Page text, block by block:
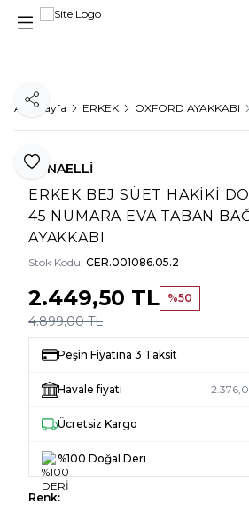
Ana Sayfa ERKEK OXFORD AYAKKABI
Favoriye Ekle
Paylaş
TUNAELLİ
ERKEK BEJ SÜET HAKİKİ
45 NUMARA EVA TABAN
AYAKKABI
Stok Kodu: CER.001086.05.2
4.899,00TL
2.449,50 TL %50
Peşin Fiyatına 3 Taksit
Havale fiyatı
Ücretsiz Kargo
%100 Doğal Deri
Renk: